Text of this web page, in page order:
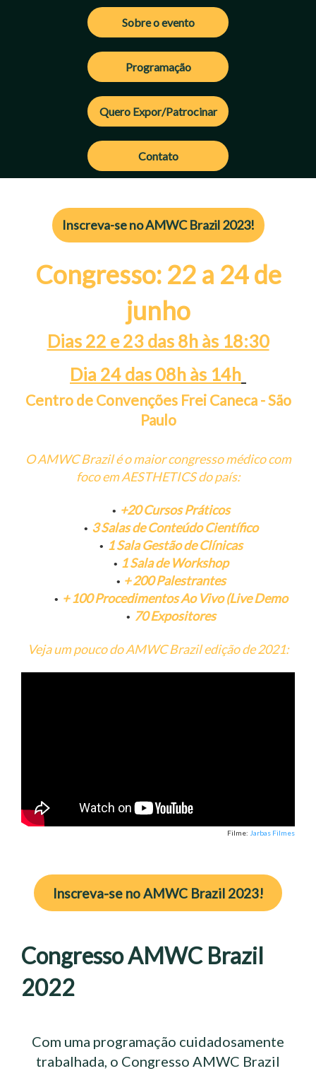
Sobre o evento
Programação
Quero Expor/Patrocinar
Contato
Inscreva-se no AMWC Brazil 2023!
Congresso: 22 a 24 de
junho
Dias 22 e 23 das 8h às 18:30
Dia 24 das 08h às 14h
Centro de Convenções Frei Caneca - São
Paulo
O AMWC Brazil é o maior congresso médico com
foco em AESTHETICS do país:
+20 Cursos Práticos
3 Salas de Conteúdo Científico
1 Sala Gestão de Clínicas
1 Sala de Workshop
+ 200 Palestrantes
+ 100 Procedimentos Ao Vivo (Live Demo
70 Expositores
Veja um pouco do AMWC Brazil edição de 2021:
Filme: Jarbas Filmes
Inscreva-se no AMWC Brazil 2023!
Congresso AMWC Brazil
2022
Com uma programação cuidadosamente
trabalhada, o Congresso AMWC Brazil